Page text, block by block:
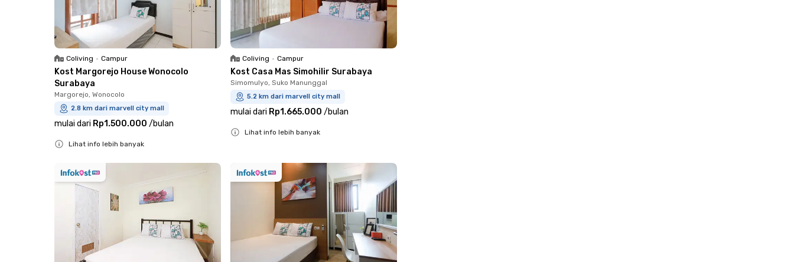
Coliving • Campur
Kost Margorejo House Wonocolo
Surabaya
Margorejo, Wonocolo
2.8 km dari marvell city mall
mulai dari Rp1.500.000 /bulan
Lihat info lebih banyak
Coliving • Campur
Kost Casa Mas Simohilir Surabaya
Simomulyo, Suko Manunggal
5.2 km dari marvell city mall
mulai dari Rp1.665.000 /bulan
Lihat info lebih banyak